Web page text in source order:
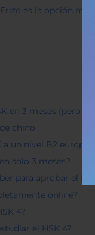
es la opción más
en 3 meses (pero
chino
un nivel B2 europeo?
solo 3 meses?
para aprobar el HSK
online?
4?
el HSK 4?